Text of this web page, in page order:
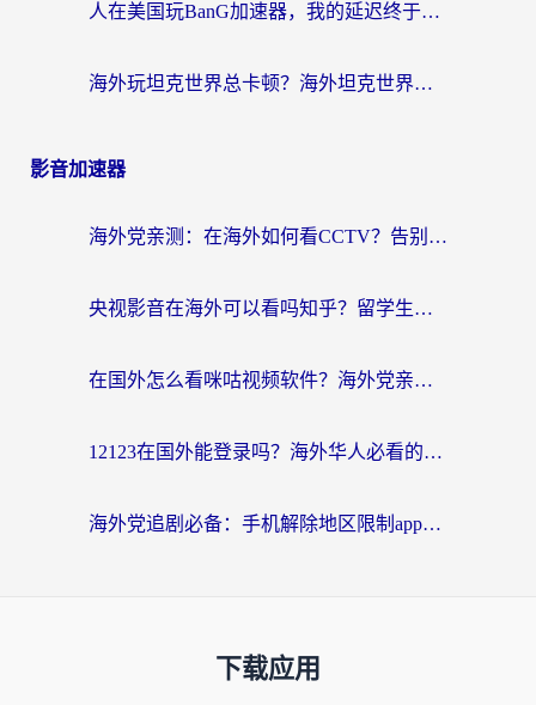
人在美国玩BanG加速器，我的延迟终于绿了
海外玩坦克世界总卡顿？海外坦克世界加速器有哪些？实测好用的选择在这里
影音加速器
海外党亲测：在海外如何看CCTV？告别“仅限大陆播放”的实用指南
央视影音在海外可以看吗知乎？留学生亲测：3步解决地域限制+追剧自由
在国外怎么看咪咕视频软件？海外党亲测有效的回国加速方案
12123在国外能登录吗？海外华人必看的回国加速实用指南
海外党追剧必备：手机解除地区限制app怎么选？解决央视视频&国内剧地区限制全指南
下载应用